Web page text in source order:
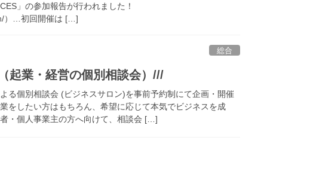
」の参加報告が行われました！
）…初回開催は […]
総合
起業・経営の個別相談会）///
る個別相談会 (ビジネスサロン)を事前予約制にて企画・開催
をしたい方はもちろん、希望に応じて本気でビジネスを成
・個人事業主の方へ向けて、相談会 […]